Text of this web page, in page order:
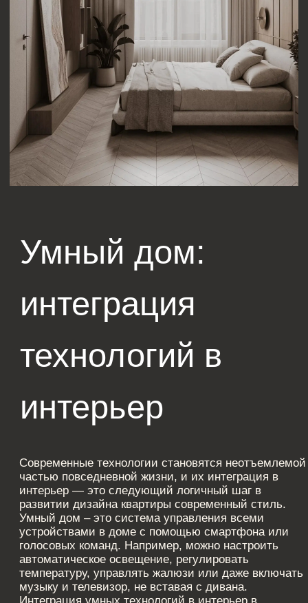
Современные технологии становятся неотъемлемой
частью повседневной жизни, и их интеграция в
интерьер — это следующий логичный шаг в
развитии дизайна квартиры современный стиль.
Умный дом – это система управления всеми
устройствами в доме с помощью смартфона или
голосовых команд. Например, можно настроить
автоматическое освещение, регулировать
температуру, управлять жалюзи или даже включать
музыку и телевизор, не вставая с дивана.
Интеграция умных технологий в интерьер в
современном стиле позволяет создать удобное и
безопасное
интерьер
Одной из важнейших особенностей современного
дизайна интерьера является использование
встроенной техники. Это позволяет не только
сохранить эстетическую привлекательность
помещения, но и значительно улучшить
функциональность.Важно отметить, что
встраиваемая техника также способствует созданию
гармоничного и сдержанного дизайна. Все приборы
идеально вписываются в дизайн квартиры
Встроенная
удобство